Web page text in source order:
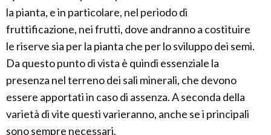
la pianta, e in particolare, nel periodo di
fruttificazione, nei frutti, dove andranno a costituire
le riserve sia per la pianta che per lo sviluppo dei semi.
Da questo punto di vista è quindi essenziale la
presenza nel terreno dei sali minerali, che devono
essere apportati in caso di assenza. A seconda della
varietà di vite questi varieranno, anche se i principali
sono sempre necessari.